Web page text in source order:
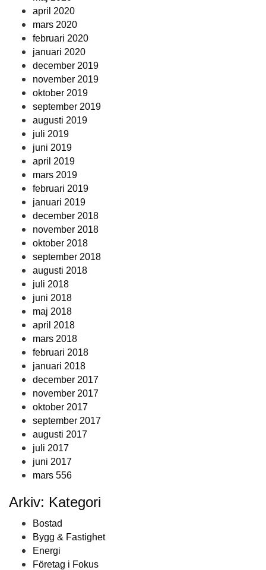
april 2020
mars 2020
februari 2020
januari 2020
december 2019
november 2019
oktober 2019
september 2019
augusti 2019
juli 2019
juni 2019
april 2019
mars 2019
februari 2019
januari 2019
december 2018
november 2018
oktober 2018
september 2018
augusti 2018
juli 2018
juni 2018
maj 2018
april 2018
mars 2018
februari 2018
januari 2018
december 2017
november 2017
oktober 2017
september 2017
augusti 2017
juli 2017
juni 2017
mars 556
Arkiv: Kategori
Bostad
Bygg & Fastighet
Energi
Företag i Fokus